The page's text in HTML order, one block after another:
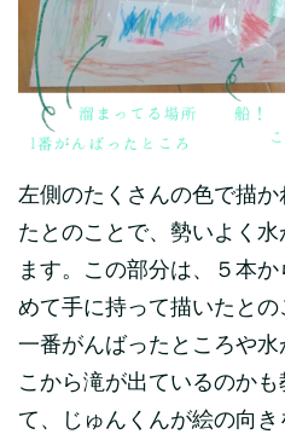
左側のたくさんの色で描
たとのことで、勢いよく
ます。この部分は、５本
めて手に持って描いたとの
一番がんばったところや
こから滝が出ているのか
て、じゅんくんが絵の向